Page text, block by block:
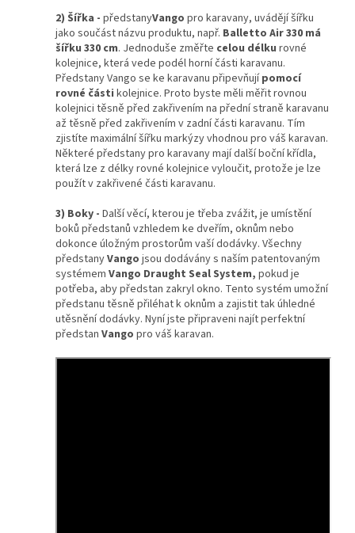
2) Šířka - předstanyVango pro karavany, uvádějí šířku
jako součást názvu produktu, např. Balletto Air 330 má
šířku 330 cm. Jednoduše změřte celou délku rovné
kolejnice, která vede podél horní části karavanu.
Předstany Vango se ke karavanu připevňují pomocí
rovné části kolejnice. Proto byste měli měřit rovnou
kolejnici těsně před zakřivením na přední straně karavanu
až těsně před zakřivením v zadní části karavanu. Tím
zjistíte maximální šířku markýzy vhodnou pro váš karavan.
Některé předstany pro karavany mají další boční křídla,
která lze z délky rovné kolejnice vyloučit, protože je lze
použít v zakřivené části karavanu.
3) Boky - Další věcí, kterou je třeba zvážit, je umístění
boků předstanů vzhledem ke dveřím, oknům nebo
dokonce úložným prostorům vaší dodávky. Všechny
předstanyVango jsou dodávány s naším patentovaným
systémem Vango Draught Seal System, pokud je
potřeba, aby předstan zakryl okno. Tento systém umožní
předstanu těsně přiléhat k oknům a zajistit tak úhledné
utěsnění dodávky. Nyní jste připraveni najít perfektní
předstan Vango pro váš karavan.